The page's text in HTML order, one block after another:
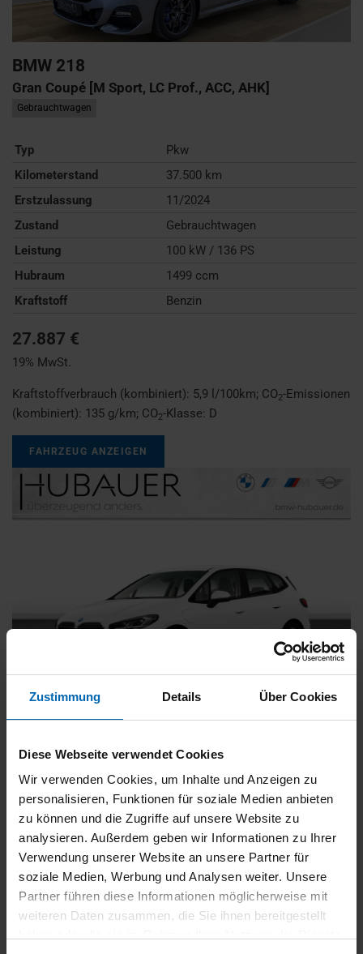
Zustimmung Details Über Cookies
Diese Webseite verwendet Cookies
Wir verwenden Cookies, um Inhalte und Anzeigen zu
personalisieren, Funktionen für soziale Medien anbieten
zu können und die Zugriffe auf unsere Website zu
analysieren. Außerdem geben wir Informationen zu Ihrer
Verwendung unserer Website an unsere Partner für
soziale Medien, Werbung und Analysen weiter. Unsere
Partner führen diese Informationen möglicherweise mit
weiteren Daten zusammen, die Sie ihnen bereitgestellt
BMW 218
Gran Coupé [M Sport, LC Prof., ACC, AHK]
Gebrauchtwagen
Typ
Pkw
Kilometerstand
37.500 km
Erstzulassung
11/2024
Zustand
Gebrauchtwagen
Leistung
100 kW / 136 PS
Hubraum
1499 ccm
Kraftstoff
Benzin
27.887 €
19% MwSt.
Kraftstoffverbrauch (kombiniert): 5,9 l/100km; CO2-Emissionen
(kombiniert): 135 g/km; CO2-Klasse: D
FAHRZEUG ANZEIGEN
BMW 225
Gebrauchtwagen
Typ
Pkw
Kilometerstand
54.750 km
Erstzulassung
05/2023
Zustand
Gebrauchtwagen
Leistung
180 kW / 245 PS